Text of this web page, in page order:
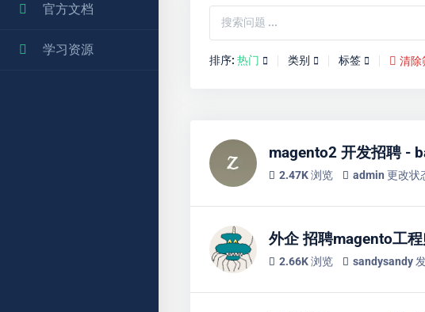
官方文档
学习资源
排序: 热门 类别 标签 清除
magento2 开发招聘 -
2.47K 浏览 admin 更改状
外企 招聘magento工
2.66K 浏览 sandysandy